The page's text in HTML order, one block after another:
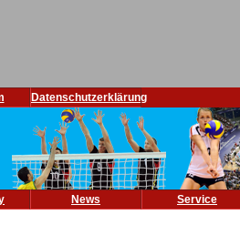
Datenschutzerklärung
News
Service